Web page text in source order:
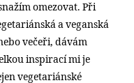
omezovat. Při
a veganská
večeři, dávám
inspirací mi je
vegetariánské